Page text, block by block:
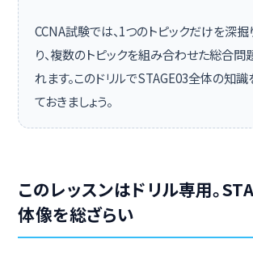
CCNA試験では、1つのトピックだけを深掘
り、複数のトピックを組み合わせた総合問
れます。このドリルでSTAGE03全体の知
ておきましょう。
このレッスンはドリル専用。
体像を総ざらい